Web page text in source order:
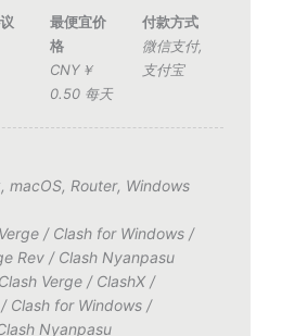
最便宜价
格
CNY￥
0.50 每天
付款方式
微信支付,
支付宝
,macOS, Router, Windows
/ Clash for Windows /
Rev / Clash Nyanpasu
Clash Verge / ClashX /
/ Clash for Windows /
Nyanpasu